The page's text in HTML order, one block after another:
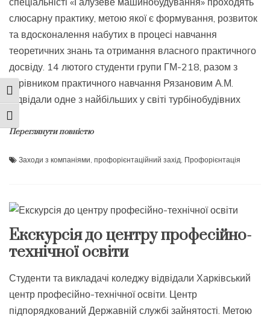
Toggle High Contrast
Toggle Font size
слюсарну практику, метою якої є формування, розвиток
та вдосконалення набутих в процесі навчання
теоретичних знань та отримання власного практичного
досвіду. 14 лютого студенти групи ГМ-218, разом з
керівником практичного навчання Рязановим А.М.
відвідали одне з найбільших у світі турбінобудівних
Переглянути повністю
Заходи з компаніями профорієнтаційний захід Профорієнтація
Екскурсія до центру професійно-
технічної освіти
Студенти та викладачі коледжу відвідали Харківський
центр професійно-технічної освіти. Центр
підпорядкований Державній службі зайнятості. Метою